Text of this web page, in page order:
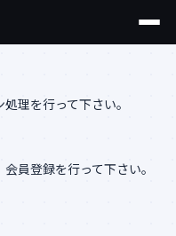
理を行って下さい。
員登録を行って下さい。